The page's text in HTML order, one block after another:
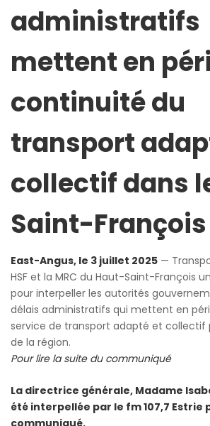
administratifs
mettent en
continuité du
transport
collectif dans
Saint-François
East-Angus, le 3 juillet 2025 —
HSF et la MRC du Haut-Saint-François
pour interpeller les autorités
délais administratifs qui mettent en
service de transport adapté et collectif
de la région.
Pour lire la suite du communiqué
La directrice générale, Madame
été interpellée par le fm 107,7 Estrie